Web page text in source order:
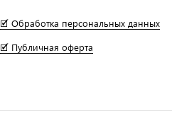
🗹 Обработка персональных данных
🗹 Публичная оферта